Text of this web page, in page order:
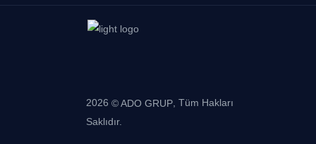
2026 © ADO GRUP , Tüm Hakları
Saklıdır.